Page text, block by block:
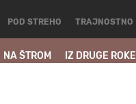
NA ŠTROM IZ DRUGE ROKE
POD STREHO TRAJNOSTNO